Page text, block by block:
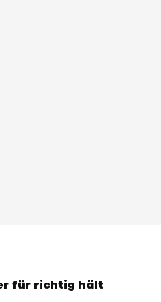
für richtig hält